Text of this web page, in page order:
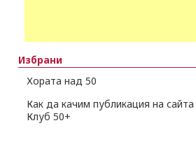
Избрани
Хората над 50
Как да качим публикация на сайта
Клуб 50+